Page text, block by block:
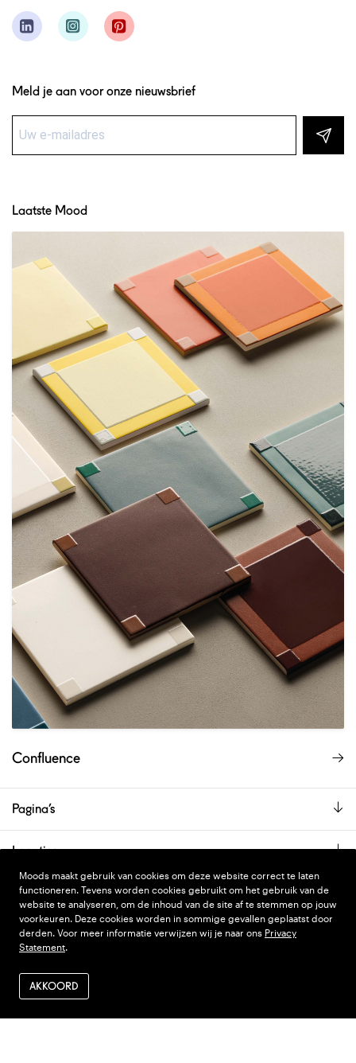
Meld je aan voor onze nieuwsbrief
Laatste Mood
Confluence
Pagina’s
Locaties
De showroom is alleen op afspraak geopend.
PRIVACY STATEMENT
VERZENDEN EN RETOUR
DESIGN WONDERLAND
Moods maakt gebruik van cookies om deze website correct te laten
functioneren. Tevens worden cookies gebruikt om het gebruik van de
website te analyseren, om de inhoud van de site af te stemmen op jouw
voorkeuren. Deze cookies worden in sommige gevallen geplaatst door
derden. Voor meer informatie verwijzen wij je naar ons Privacy
Statement.
AKKOORD